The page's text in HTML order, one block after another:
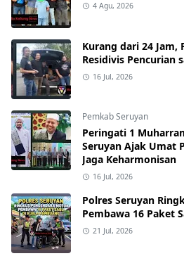
4 Agu, 2026
Kurang dari 24 Jam,
Residivis Pencurian
16 Jul, 2026
Pemkab Seruyan
Peringati 1
Seruyan Ajak Umat
Jaga Keharmonisan
16 Jul, 2026
Polres Seruyan
Pembawa 16 Paket
21 Jul, 2026